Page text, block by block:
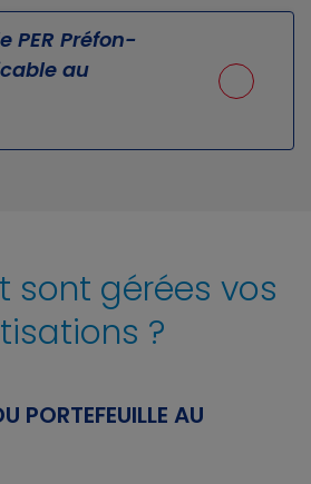
PER Préfon-
au
sont gérées vos
?
PORTEFEUILLE AU